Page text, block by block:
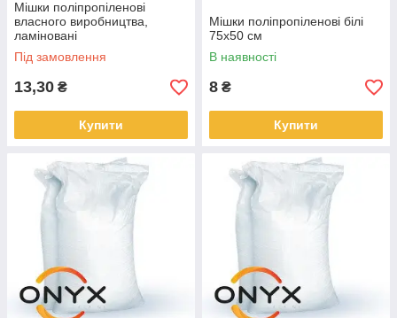
Мішки поліпропіленові
власного виробництва,
ламіновані
Під замовлення
13,30 ₴
Купити
Мішки поліпропіленові білі
75х50 см
В наявності
8 ₴
Купити